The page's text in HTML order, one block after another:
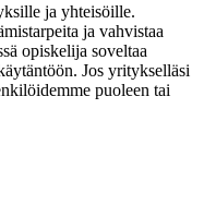
ja yhteisöille.
ja vahvistaa
opiskelija soveltaa
Jos yritykselläsi
puoleen tai